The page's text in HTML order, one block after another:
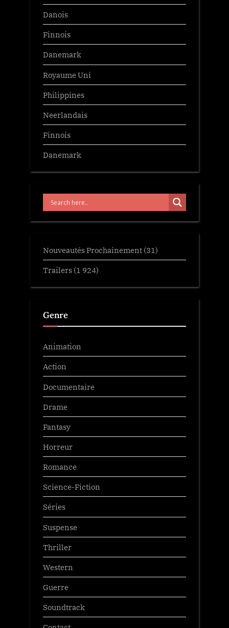
Danois
Finnois
Danemark
Royaume Uni
Philippines
Neerlandais
Finnois
Danemark
Nouveautés Prochainement (31)
Trailers (1 924)
Genre
Animation
Action
Documentaire
Drame
Fantasy
Horreur
Romance
Science-Fiction
Séries
Suspense
Thriller
Western
Guerre
Soundtrack